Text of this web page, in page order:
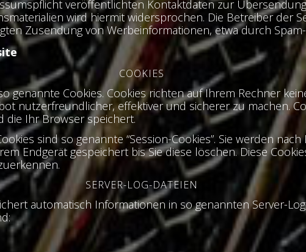
veröffentlichten Kontaktdaten zur
wird hiermit widersprochen. Die Betreiber der
Zusendung von Werbeinformationen, etwa durch Spam-
COOKIES
genannte Cookies. Cookies richten auf Ihrem Rechner
nutzerfreundlicher, effektiver und sicherer zu machen.
die Ihr Browser speichert.
sind so genannte “Session-Cookies”. Sie werden
Endgerät gespeichert bis Sie diese löschen. Diese
SERVER-LOG-DATEIEN
automatisch Informationen in so genannten Server-